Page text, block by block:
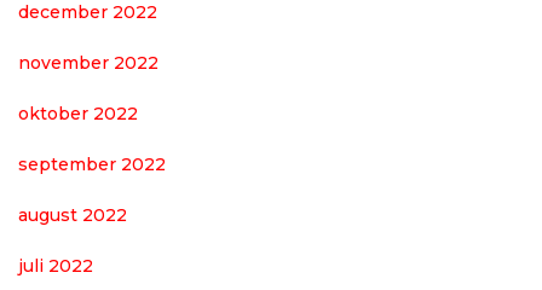
december 2022
november 2022
oktober 2022
september 2022
august 2022
juli 2022